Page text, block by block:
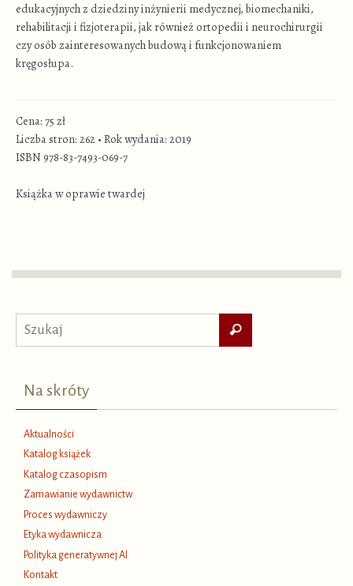
edukacyjnych z dziedziny inżynierii medycznej, biomechaniki,
rehabilitacji i fizjoterapii, jak również ortopedii i neurochirurgii
czy osób zainteresowanych budową i funkcjonowaniem
kręgosłupa.
Cena: 75 zł
Liczba stron: 262 • Rok wydania: 2019
ISBN 978-83-7493-069-7
Książka w oprawie twardej
Szukaj
Na skróty
Aktualności
Katalog książek
Katalog czasopism
Zamawianie wydawnictw
Proces wydawniczy
Etyka wydawnicza
Polityka generatywnej AI
Kontakt